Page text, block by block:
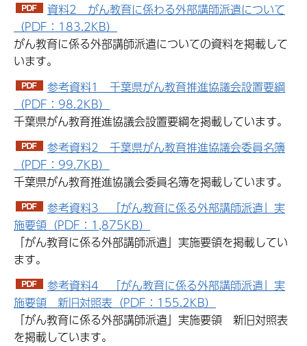
資料2 がん教育に係わる外部講師派遣について
（PDF：183.2KB）
がん教育に係る外部講師派遣についての資料を掲載して
います。
参考資料1 千葉県がん教育推進協議会設置要綱
（PDF：98.2KB）
千葉県がん教育推進協議会設置要綱を掲載しています。
参考資料2 千葉県がん教育推進協議会委員名簿
（PDF：99.7KB）
千葉県がん教育推進協議会委員名簿を掲載しています。
参考資料3 「がん教育に係る外部講師派遣」実
施要領（PDF：1,875KB）
「がん教育に係る外部講師派遣」実施要領を掲載してい
ます。
参考資料4 「がん教育に係る外部講師派遣」実
施要領 新旧対照表（PDF：155.2KB）
「がん教育に係る外部講師派遣」実施要領 新旧対照表
を掲載しています。